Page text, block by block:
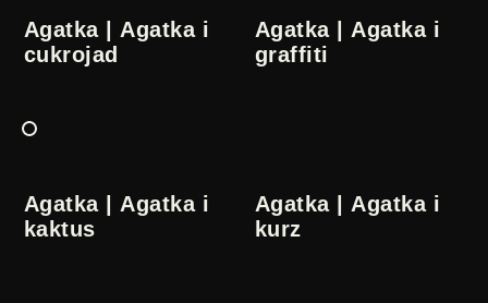
Agatka | Agatka i
cukrojad
Agatka | Agatka i
graffiti
Agatka | Agatka i
kaktus
Agatka | Agatka i
kurz